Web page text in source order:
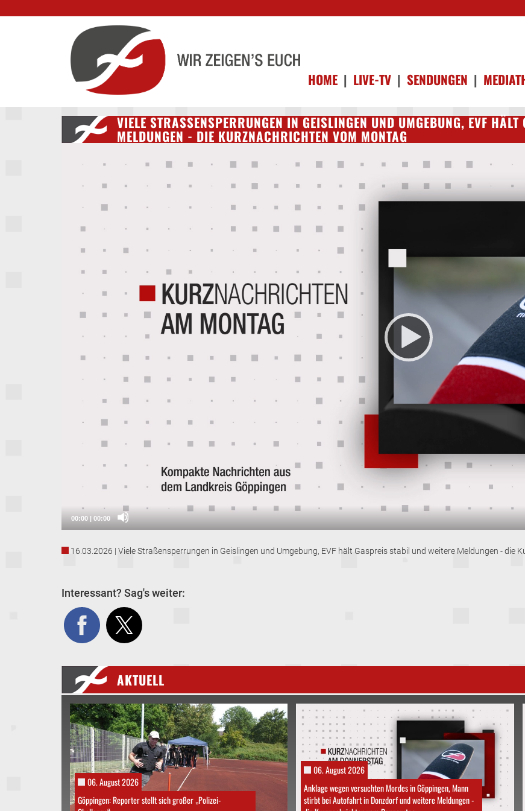
HOME | LIVE-TV | SENDUNGEN |
VIELE STRASSENSPERRUNGEN IN GEISLINGEN UND UMGEBUNG, EVF HÄLT
ELDUNGEN - DIE KURZNACHRICHTEN VOM MONTAG
16.03.2026 | Viele Straßensperrungen in Geislingen und Umgebung, EVF hält Gaspreis stabil und weitere Meldungen - die
Interessant? Sag's weiter:
AKTUELL
06. August 2026
Göppingen: Reporter stellt sich großer „Polizei-
06. August 2026
Anklage wegen versuchten Mordes in Göppingen, Mann
stirbt bei Autofahrt in Donzdorf und weitere Meldungen -